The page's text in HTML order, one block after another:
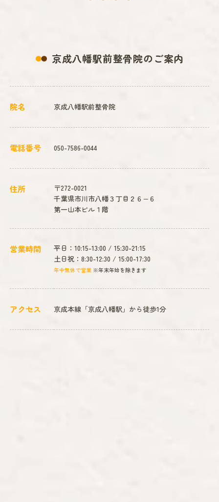
京成八幡駅前整骨院のご案内
院名 京成八幡駅前整骨院
電話番号 050-7586-0044
住所
〒272-0021
千葉県市川市八幡３丁目２６−６
第一山本ビル１階
営業時間
平日：10:15-13:00 / 15:30-21:15
土日祝：8:30-12:30 / 15:00-17:30
年中無休で営業 ※年末年始を除きます
アクセス 京成本線「京成八幡駅」から徒歩1分